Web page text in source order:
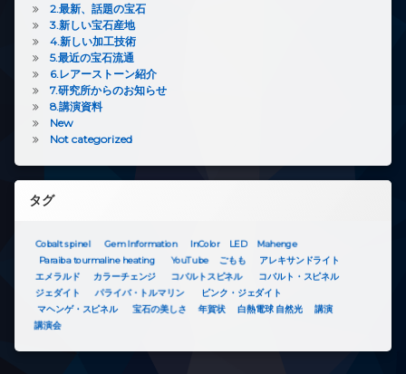
2.最新、話題の宝石
3.新しい宝石産地
4.新しい加工技術
5.最近の宝石流通
6.レアーストーン紹介
7.研究所からのお知らせ
8.講演資料
New
Not categorized
タグ
Cobalt spinel Gem Information InColor LED
Mahenge
Paraiba tourmaline heating
YouTube ごもも
アレキサンドライト
エメラルド
カラーチェンジ コバルトスピネル
コバルト・スピネル
ジェダイト
パライバ・トルマリン
ピンク・ジェダイト
マヘンゲ・スピネル
宝石の美しさ 年賀状 白熱電球 自然光
講演
講演会